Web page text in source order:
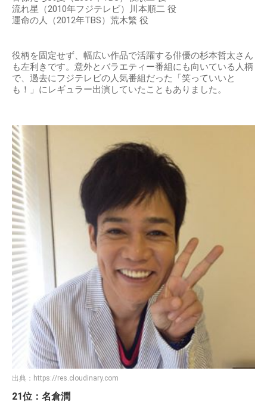
流れ星（2010年フジテレビ）川本順二 役
運命の人（2012年TBS）荒木繁 役
役柄を固定せず、幅広い作品で活躍する俳優の杉本哲太さん
も左利きです。意外とバラエティー番組にも向いている人柄
で、過去にフジテレビの人気番組だった「笑っていいと
も！」にレギュラー出演していたこともありました。
出典： https://res.cloudinary.com
21位：名倉潤